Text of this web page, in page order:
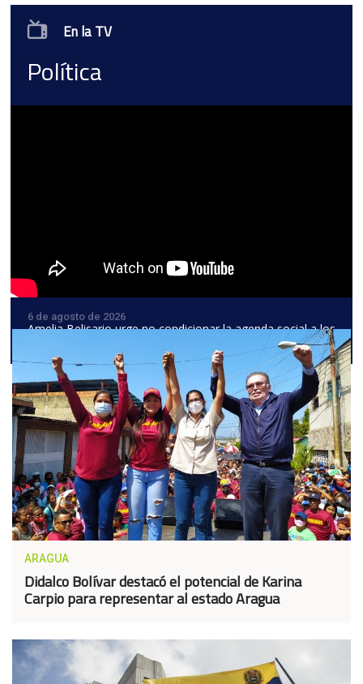
En la TV
Política
6 de agosto de 2026
Amelia Belisario urge no condicionar la agenda social a los
ARAGUA
Didalco Bolívar destacó el potencial de Karina
Carpio para representar al estado Aragua